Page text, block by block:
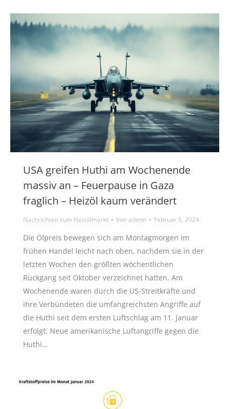
USA greifen Huthi am Wochenende
massiv an – Feuerpause in Gaza
fraglich – Heizöl kaum verändert
Nachrichten zum Heizölmarkt Vonadmin Februar 5, 2024
Die Ölpreis bewegen sich am Montagmorgen im
frühen Handel leicht nach oben, nachdem sie in der
letzten Wochen den größten wöchentlichen
Rückgang seit Oktober verzeichnet hatten. Am
Wochenende waren durch die US-Streitkräfte und
ihre Verbündeten die umfangreichsten Angriffe auf
die Huthi seit dem ersten Luftschlag am 11. Januar
erfolgt. Neue amerikanische Luftangriffe gegen die
Huthi…